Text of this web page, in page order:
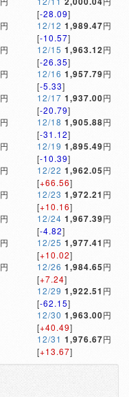
円
円
円
円
円
円
円
円
円
円
円
[-28.09]
12/12 1,989.47円
[-10.57]
12/15 1,963.12円
[-26.35]
12/16 1,957.79円
[-5.33]
12/17 1,937.00円
[-20.79]
12/18 1,905.88円
[-31.12]
12/19 1,895.49円
[-10.39]
12/22 1,962.05円
[+66.56]
12/23 1,972.21 円
[+10.16]
12/24 1,967.39円
[-4.82]
12/25 1,977.41 円
[+10.02]
12/26 1,984.65円
[+7.24]
12/29 1,922.51 円
[-62.15]
12/30 1,963.00円
[+40.49]
12/31 1,976.67円
[+13.67]